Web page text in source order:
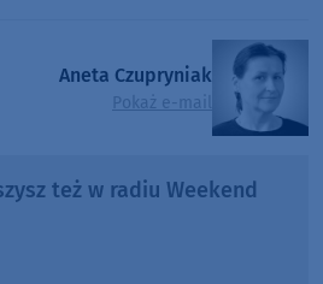
Aneta Czupryniak
Pokaż e-mail
też w radiu Weekend